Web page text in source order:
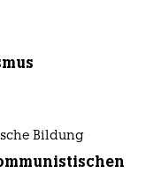
Bildung